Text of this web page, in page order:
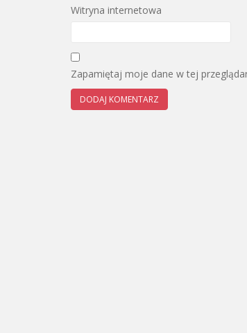
Witryna internetowa
Zapamiętaj moje dane w tej